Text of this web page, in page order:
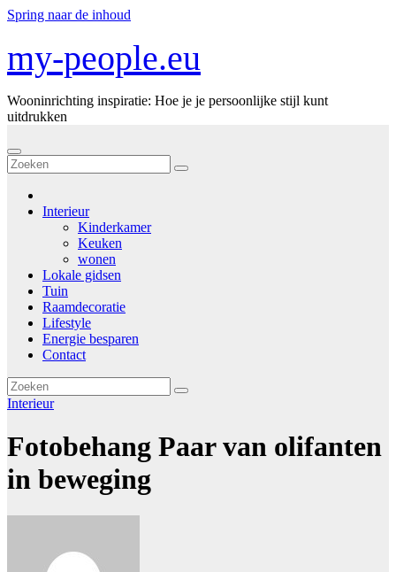
Spring naar de inhoud
my-people.eu
Wooninrichting inspiratie: Hoe je je persoonlijke stijl kunt
uitdrukken
Interieur
Kinderkamer
Keuken
wonen
Lokale gidsen
Tuin
Raamdecoratie
Lifestyle
Energie besparen
Contact
Interieur
Fotobehang Paar van olifanten
in beweging